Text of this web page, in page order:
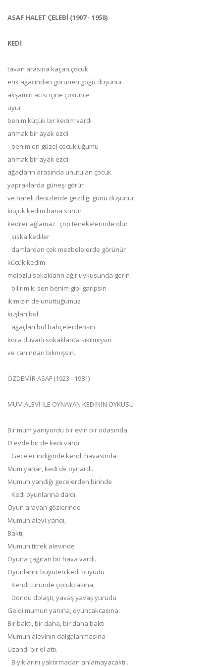
ASAF HALET ÇELEBİ (1907 - 1958)
KEDİ
tavan arasına kaçan çocuk
erik ağacından görünen göğü düşünür
akşamın acısı içine çökünce
uyur
benim küçük bir kedim vardı
ahmak bir ayak ezdi
benim en güzel çocukluğumu
ahmak bir ayak ezdi
ağaçların arasında unutulan çocuk
yapraklarda güneşi görür
ve hareli denizlerde gezdiği günü düşünür
küçük kedim bana sürün
kediler ağlamaz çöp tenekelerinde ölür
sıska kediler
damlardan çok mezbelelerde görünür
küçük kedim
molozlu sokakların ağır uykusunda gerin
bilirim ki sen benim gibi garipsin
ikimizin de unuttuğumuz
kuşları bol
ağaçları bol bahçelerdensin
koca duvarlı sokaklarda sıkılmışsın
ve canından bıkmışsın.
ÖZDEMİR ASAF (1923 - 1981)
MUM ALEVİ İLE OYNAYAN KEDİNİN ÖYKÜSÜ
Bir mum yanıyordu bir evin bir odasında
O evde bir de kedi vardı.
Geceler indiğinde kendi havasında
Mum yanar, kedi de oynardı.
Mumun yandığı gecelerden birinde
Kedi oyunlarına daldı.
Oyun arayan gözlerinde
Mumun alevi yandı,
Baktı,
Mumun titrek alevinde
Oyuna çağıran bir hava vardı.
Oyunlarını büyüten kedi büyüdü
Kendi türünde çocukcasına,
Döndü dolaştı, yavaş yavaş yürüdü
Geldi mumun yanına, oyuncakcasına.
Bir baktı, bir daha, bir daha baktı
Mumun alevinin dalgalanmasına
Uzandı bir el attı.
Bıyıklarını yaktırmadan anlamayacaktı..